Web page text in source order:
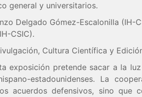
general y universitarios.
Delgado Gómez-Escalonilla (IH-
CSIC).
Cultura Científica y
exposición pretende sacar a la
estadounidenses. La
acuerdos defensivos, sino que